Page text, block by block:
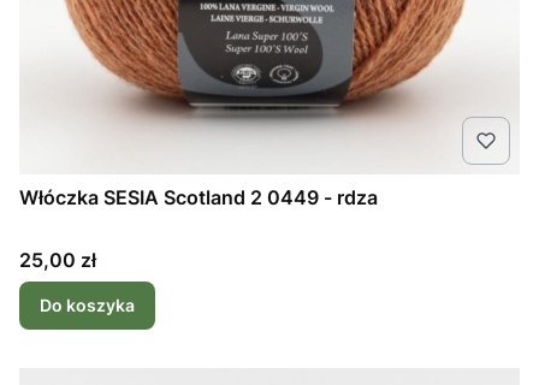
Włóczka SESIA Scotland 2 0449 - rdza
Cena
25,00 zł
Do koszyka